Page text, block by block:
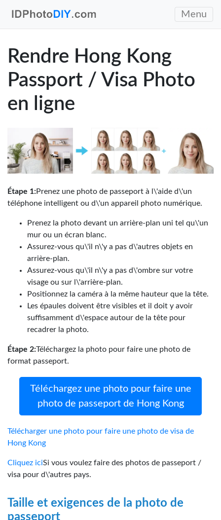
Menu
Rendre Hong Kong
Passport / Visa Photo
en ligne
Étape 1:Prenez une photo de passeport à l\'aide d\'un
téléphone intelligent ou d\'un appareil photo numérique.
Prenez la photo devant un arrière-plan uni tel qu\'un
mur ou un écran blanc.
Assurez-vous qu\'il n\'y a pas d\'autres objets en
arrière-plan.
Assurez-vous qu\'il n\'y a pas d\'ombre sur votre
visage ou sur l\'arrière-plan.
Positionnez la caméra à la même hauteur que la tête.
Les épaules doivent être visibles et il doit y avoir
suffisamment d\'espace autour de la tête pour
recadrer la photo.
Étape 2:Téléchargez la photo pour faire une photo de
format passeport.
Téléchargez une photo pour faire une
photo de passeport de Hong Kong
Télécharger une photo pour faire une photo de visa de
Hong Kong
Cliquez iciSi vous voulez faire des photos de passeport /
visa pour d\'autres pays.
Taille et exigences de la photo de
passeport